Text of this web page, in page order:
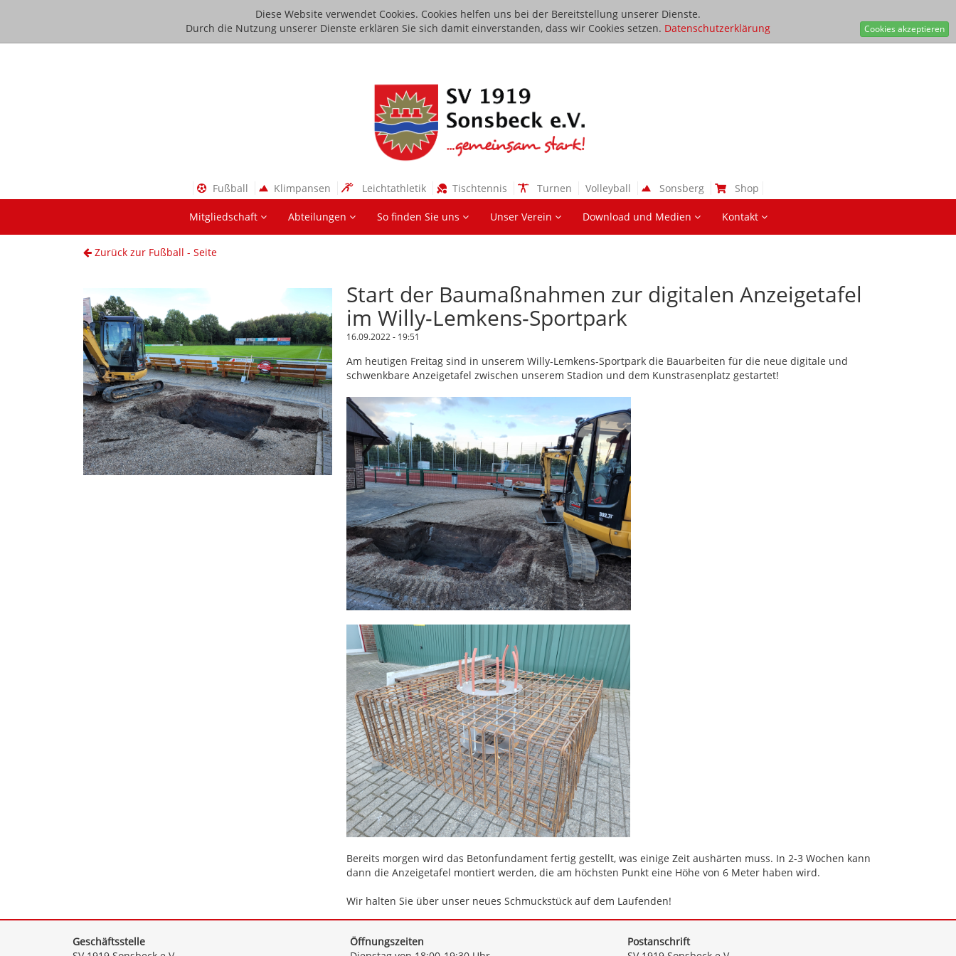
Diese Website verwendet Cookies. Cookies helfen uns bei der Bereitstellung unserer Dienste.
Durch die Nutzung unserer Dienste erklären Sie sich damit einverstanden, dass wir Cookies setzen. Datenschutzerklärung Cookies akzeptieren
Fußball Klimpansen Leichtathletik Tischtennis Turnen Volleyball Sonsberg Shop
Mitgliedschaft Abteilungen So finden Sie uns Unser Verein Download und Medien Kontakt
Zurück zur Fußball - Seite
Start der Baumaßnahmen zur digitalen Anzeigetafel
im Willy-Lemkens-Sportpark
16.09.2022 - 19:51
Am heutigen Freitag sind in unserem Willy-Lemkens-Sportpark die Bauarbeiten für die neue digitale und
schwenkbare Anzeigetafel zwischen unserem Stadion und dem Kunstrasenplatz gestartet!
Bereits morgen wird das Betonfundament fertig gestellt, was einige Zeit aushärten muss. In 2-3 Wochen kann
dann die Anzeigetafel montiert werden, die am höchsten Punkt eine Höhe von 6 Meter haben wird.
Wir halten Sie über unser neues Schmuckstück auf dem Laufenden!
Geschäftsstelle
Öffnungszeiten
Postanschrift